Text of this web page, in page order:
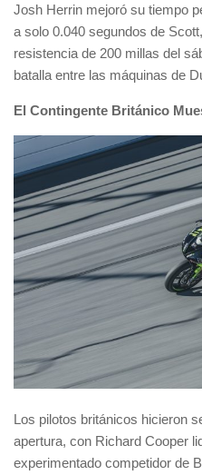
Josh Herrin mejoró su tiempo
a solo 0.040 segundos de
resistencia de 200 millas del
batalla entre las máquinas de
El Contingente Británico
Los pilotos británicos hicieron
apertura, con Richard Cooper
experimentado competidor de